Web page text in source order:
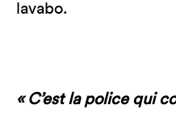
lavabo.
« C’est la police qui